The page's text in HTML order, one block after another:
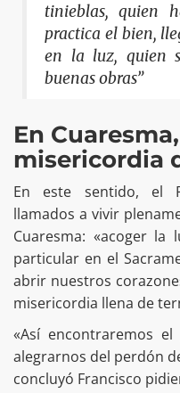
tinieblas, quien
practica el bien,
en la luz, quien
buenas obras”
En
misericordia
En este sentido, el
llamados a vivir
Cuaresma: «acoger la
particular en el
abrir nuestros
misericordia llena de
«Así encontraremos
alegrarnos del perdón
concluyó Francisco